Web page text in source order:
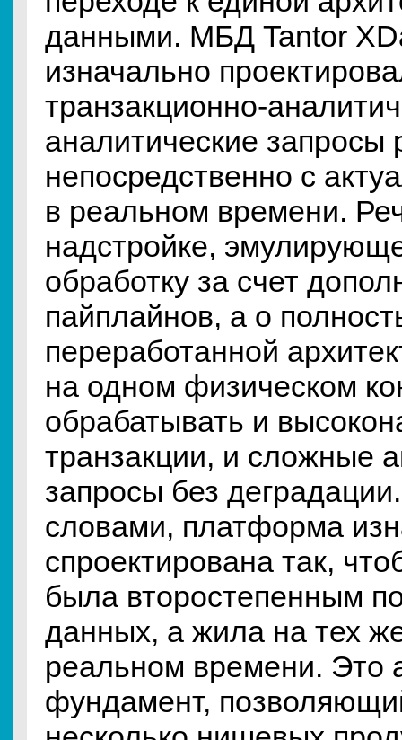
данными. МБД Tantor
изначально
транзакционно-
аналитические запросы
непосредственно с
в реальном времени.
надстройке,
обработку за счет
пайплайнов, а о
переработанной
на одном физическом
обрабатывать и
транзакции, и сложные
запросы без
словами, платформа
спроектирована так,
была второстепенным
данных, а жила на тех
реальном времени. Это
фундамент,